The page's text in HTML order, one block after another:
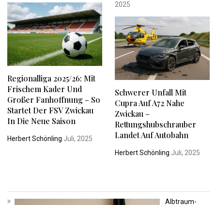
2025
Regionalliga 2025/26: Mit
Frischem Kader Und
Großer Fanhoffnung – So
Startet Der FSV Zwickau
In Die Neue Saison
Herbert Schönling Juli, 2025
Schwerer Unfall Mit
Cupra Auf A72 Nahe
Zwickau –
Rettungshubschrauber
Landet Auf Autobahn
Herbert Schönling Juli, 2025
Albtraum-